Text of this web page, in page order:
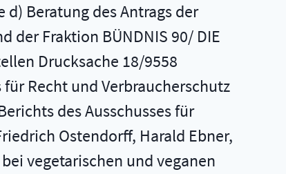
d) Beratung des Antrags der
der Fraktion BÜNDNIS 90/ DIE
Drucksache 18/9558
Recht und Verbraucherschutz
des Ausschusses für
Ostendorff, Harald Ebner,
vegetarischen und veganen